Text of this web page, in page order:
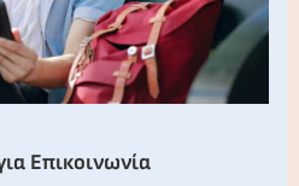
Επικοινωνία